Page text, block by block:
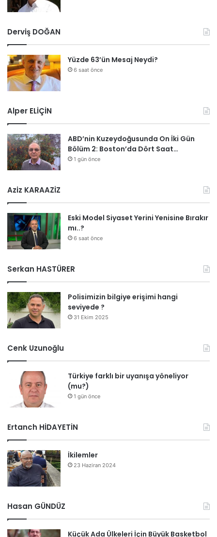
Derviş DOĞAN
Yüzde 63’ün Mesaj Neydi?
6 saat önce
Alper ELİÇİN
ABD’nin Kuzeydoğusunda On İki Gün
Bölüm 2: Boston’da Dört Saat…
1 gün önce
Aziz KARAAZİZ
Eski Model Siyaset Yerini Yenisine Bırakır
mı..?
6 saat önce
Serkan HASTÜRER
Polisimizin bilgiye erişimi hangi
seviyede ?
31 Ekim 2025
Cenk Uzunoğlu
Türkiye farklı bir uyanışa yöneliyor
(mu?)
1 gün önce
Ertanch HİDAYETİN
İkilemler
23 Haziran 2024
Hasan GÜNDÜZ
Küçük Ada Ülkeleri İçin Büyük Basketbol